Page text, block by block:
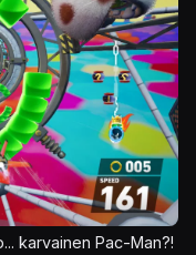
karvainen Pac-Man?!